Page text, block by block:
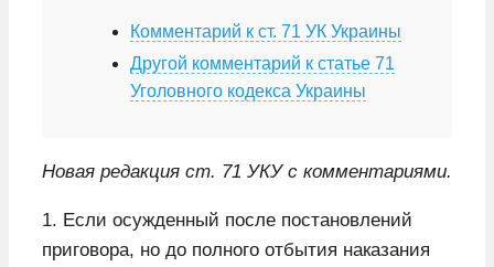
Комментарий к ст. 71 УК Украины
Другой комментарий к статье 71
Уголовного кодекса Украины
Новая редакция ст. 71 УКУ с комментариями.
1. Если осужденный после постановлений
приговора, но до полного отбытия наказания